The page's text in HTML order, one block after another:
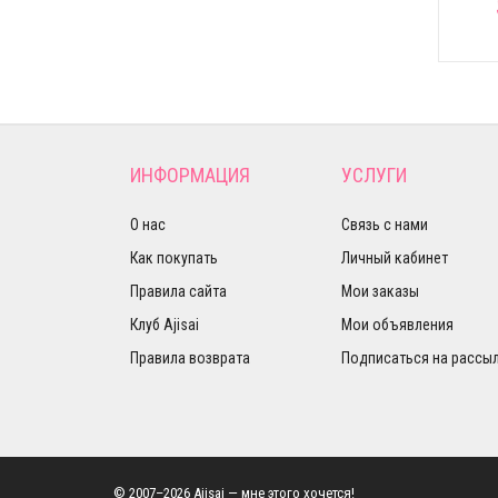
ИНФОРМАЦИЯ
О нас
Как покупать
Правила сайта
Клуб Ajisai
Правила возврата
УСЛУГИ
Связь с нами
Личный кабинет
Мои заказы
Мои объявления
Подписаться на
© 2007–2026 Ajisai — мне этого хочется!